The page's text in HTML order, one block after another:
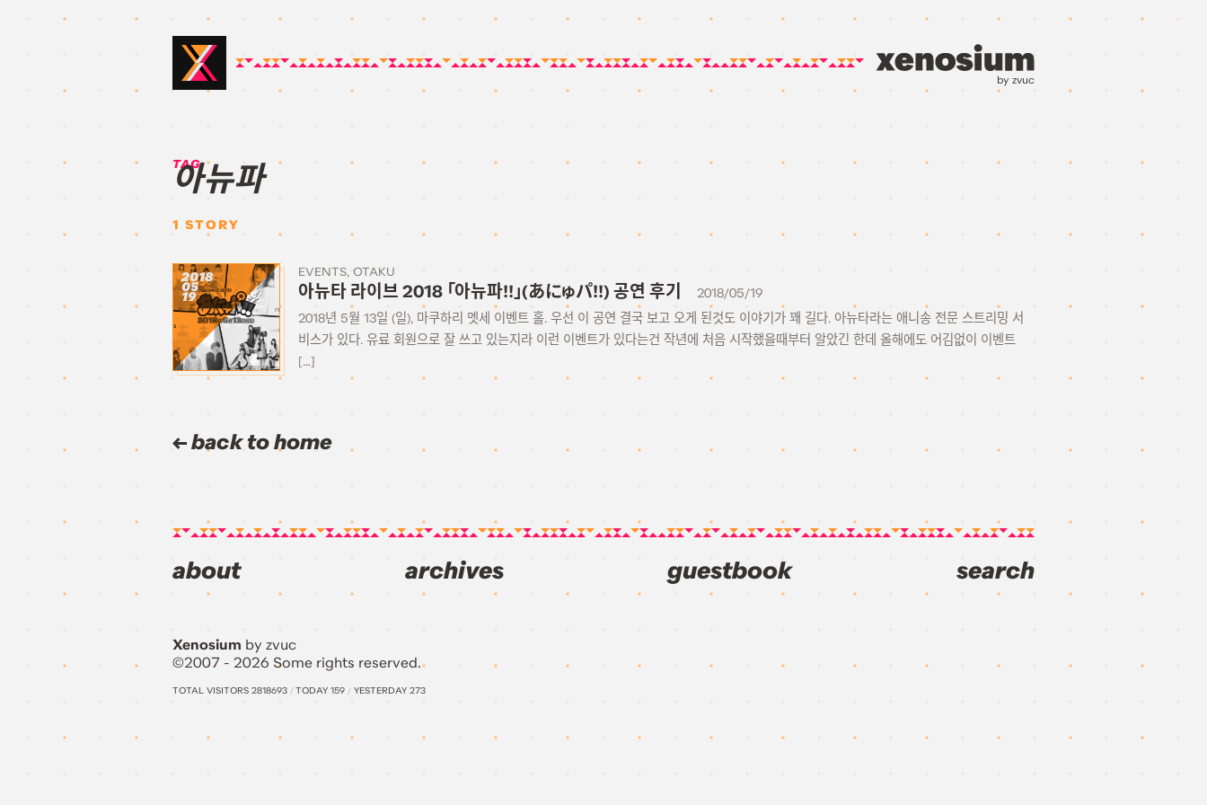
by zvuc
TAG:
아뉴파
1 STORY
2018
05
19
EVENTS OTAKU
아뉴타 라이브 2018 「아뉴파!!」(あにゅパ!!) 공연 후기
2018/05/19
2018년 5월 13일 (일), 마쿠하리 멧세 이벤트 홀. 우선 이 공연 결국 보고 오게 된것도 이야기가 꽤 길다. 아뉴타라는 애니송 전문 스트리밍 서
비스가 있다. 유료 회원으로 잘 쓰고 있는지라 이런 이벤트가 있다는건 작년에 처음 시작했을때부터 알았긴 한데 올해에도 어김없이 이벤트
[…]
back to home
about archives guestbook search
Xenosium by zvuc
©2007 - 2026 Some rights reserved.
TOTAL VISITORS 2818693 /TODAY 159 / YESTERDAY 273